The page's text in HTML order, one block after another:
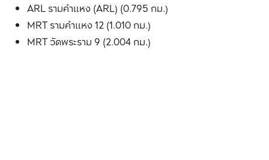
ARL รามคำแหง (ARL) (0.795 กม.)
MRT รามคำแหง 12 (1.010 กม.)
MRT วัดพระราม 9 (2.004 กม.)